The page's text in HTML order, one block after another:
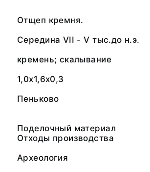
Отщеп кремня.
Середина VII - V тыс.до н.э.
кремень; скалывание
1,0х1,6х0,3
Пеньково
Поделочный материал
Отходы производства
Археология